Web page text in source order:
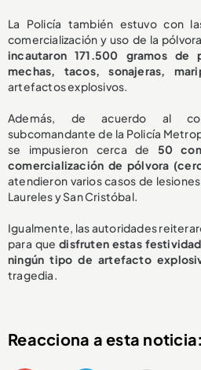
La Policía también estuvo con
comercialización y uso de la
incautaron 171.500 gramos de
mechas, tacos, sonajeras,
artefactos explosivos.
Además, de acuerdo al
subcomandante de la Policía
se impusieron cerca de 50
comercialización de pólvora
atendieron varios casos de
Laureles y San Cristóbal.
Igualmente, las autoridades
para que disfruten estas
ningún tipo de artefacto
tragedia.
Reacciona a esta noticia: